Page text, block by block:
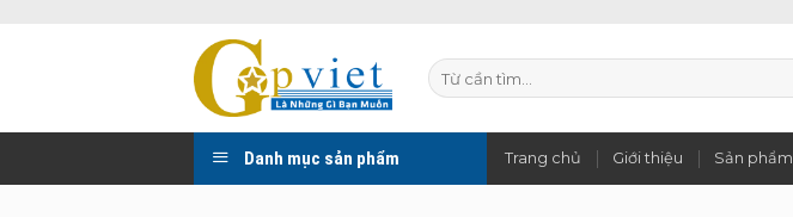
Tìm
kiếm:
Danh mục sản phẩm Trang chủ Giới thiệu Sản phẩm